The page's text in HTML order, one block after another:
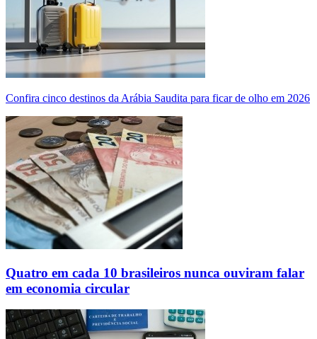
Confira cinco destinos da Arábia Saudita para ficar de olho em 2026
Quatro em cada 10 brasileiros nunca ouviram falar
em economia circular